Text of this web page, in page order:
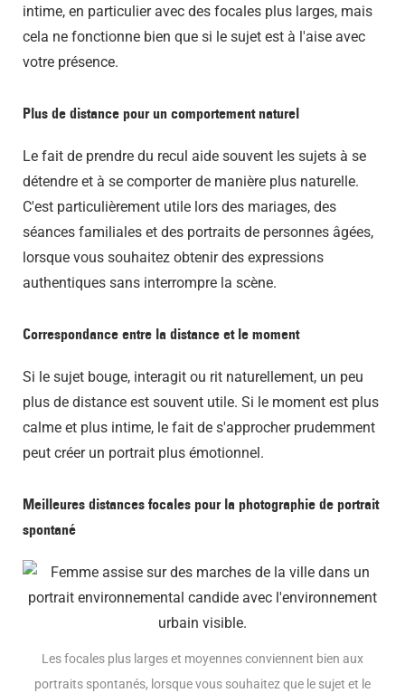
intime, en particulier avec des focales plus larges, mais
cela ne fonctionne bien que si le sujet est à l'aise avec
votre présence.
Plus de distance pour un comportement naturel
Le fait de prendre du recul aide souvent les sujets à se
détendre et à se comporter de manière plus naturelle.
C'est particulièrement utile lors des mariages, des
séances familiales et des portraits de personnes âgées,
lorsque vous souhaitez obtenir des expressions
authentiques sans interrompre la scène.
Correspondance entre la distance et le moment
Si le sujet bouge, interagit ou rit naturellement, un peu
plus de distance est souvent utile. Si le moment est plus
calme et plus intime, le fait de s'approcher prudemment
peut créer un portrait plus émotionnel.
Meilleures distances focales pour la photographie de portrait
spontané
Les focales plus larges et moyennes conviennent bien aux
portraits spontanés, lorsque vous souhaitez que le sujet et le